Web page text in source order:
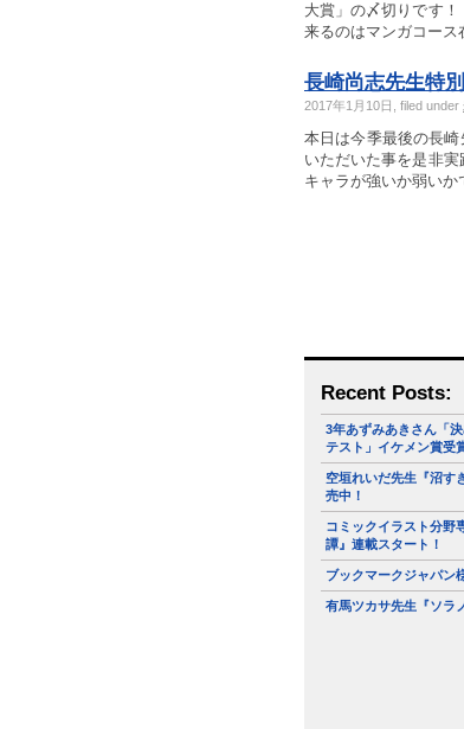
大賞」の〆切りです
来るのはマンガコー
長崎尚志先生特
2017年1月10日, filed under
本日は今季最後の長
いただいた事を是非
キャラが強いか弱い
Recent Posts:
3年あずみあきさん「
テスト」イケメン賞受
空垣れいだ先生『沼す
売中！
コミックイラスト分野
譚』連載スタート！
ブックマークジャパン
有馬ツカサ先生『ソラ